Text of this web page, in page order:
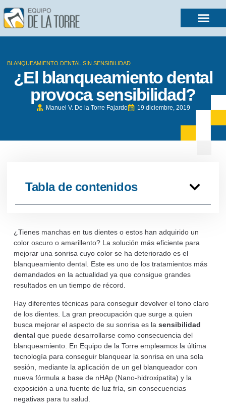
BLANQUEAMIENTO DENTAL SIN SENSIBILIDAD
¿El blanqueamiento dental
provoca sensibilidad?
Manuel V. De la Torre Fajardo 19 diciembre, 2019
Tabla de contenidos
¿Tienes manchas en tus dientes o estos han adquirido un
color oscuro o amarillento? La solución más eficiente para
mejorar una sonrisa cuyo color se ha deteriorado es el
blanqueamiento dental. Este es uno de los tratamientos más
demandados en la actualidad ya que consigue grandes
resultados en un tiempo de récord.
Hay diferentes técnicas para conseguir devolver el tono claro
de los dientes. La gran preocupación que surge a quien
busca mejorar el aspecto de su sonrisa es lasensibilidad
dental que puede desarrollarse como consecuencia del
blanqueamiento. En Equipo de la Torre empleamos la última
tecnología para conseguir blanquear la sonrisa en una sola
sesión, mediante la aplicación de un gel blanqueador con
nueva fórmula a base de nHAp (Nano-hidroxipatita) y la
exposición a una fuente de luz fría, sin consecuencias
negativas para tu salud.